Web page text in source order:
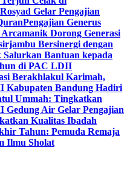
Gelar Pengajian
Pengajian Generus
Dorong Generasi
Bersinergi dengan
Bantuan kepada
di PAC LDII
Berakhlakul Karimah,
Kabupaten Bandung Hadiri
Ummah: Tingkatkan
Gedung Air Gelar Pengajian
Kualitas Ibadah
Tahun: Pemuda Remaja
Ilmu Sholat